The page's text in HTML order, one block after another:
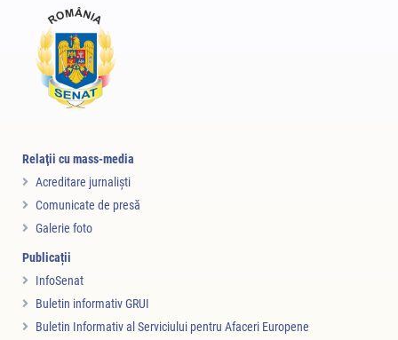
Relaţii cu mass-media
Acreditare jurnalişti
Comunicate de presă
Galerie foto
Publicații
InfoSenat
Buletin informativ GRUI
Buletin Informativ al Serviciului pentru Afaceri Europene